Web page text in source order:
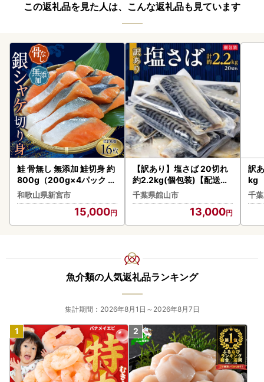
この返礼品を見た人は、こんな返礼品も見ています
鮭 骨無し 無添加 鮭切身 約
800g（200g×4パック 16
枚）【nss502C】
和歌山県新宮市
15,000
【訳あり】塩さば 20切れ
約2.2kg(個包装)【配送不
可地域：離島】【148646
4】
千葉県館山市
13,000
訳
kg
千
魚介類の人気返礼品ランキング
集計期間：2026年8月1日～2026年8月7日